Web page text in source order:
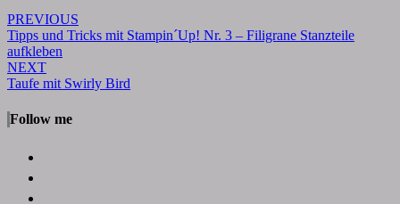
PREVIOUS
Tipps und Tricks mit Stampin´Up! Nr. 3 – Filigrane Stanzteile
aufkleben
NEXT
Taufe mit Swirly Bird
Follow me